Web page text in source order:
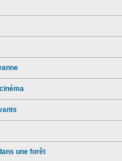
une forêt